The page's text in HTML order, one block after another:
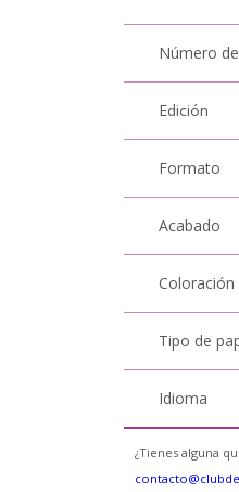
Número
Edición
Formato
Acabado
Coloración
Tipo de
Idioma
¿Tienes alguna